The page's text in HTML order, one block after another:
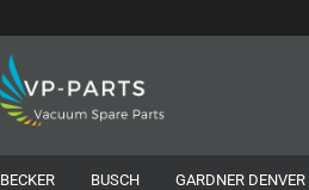
BECKER BUSCH GARDNER DENVER